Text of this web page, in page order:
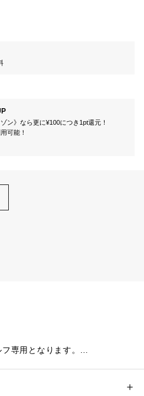
ン》なら更に¥100につき1pt還元！
可能！
専用となります。
スマートフォンもたっぷり収